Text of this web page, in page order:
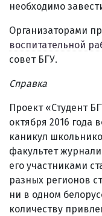
необходимо
Организаторами
воспитательной
совет БГУ.
Справка
Проект «Студент
октября 2016 года
каникул
факультет
его участниками
разных регионов
ни в одном
количеству